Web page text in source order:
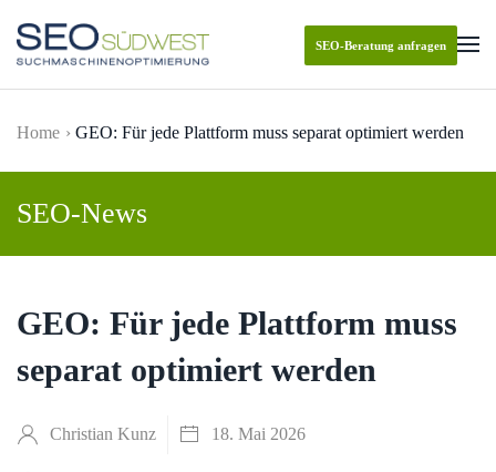
Skip to main content
SEO-Beratung anfragen
Home GEO: Für jede Plattform muss separat optimiert werden
SEO-News
GEO: Für jede Plattform muss
separat optimiert werden
Christian Kunz 18. Mai 2026